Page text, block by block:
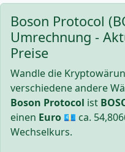
Boson Protocol
Umrechnung -
Preise
Wandle die
verschiedene andere
Boson Protocol ist
einen Euro 💶 ca.
Wechselkurs.